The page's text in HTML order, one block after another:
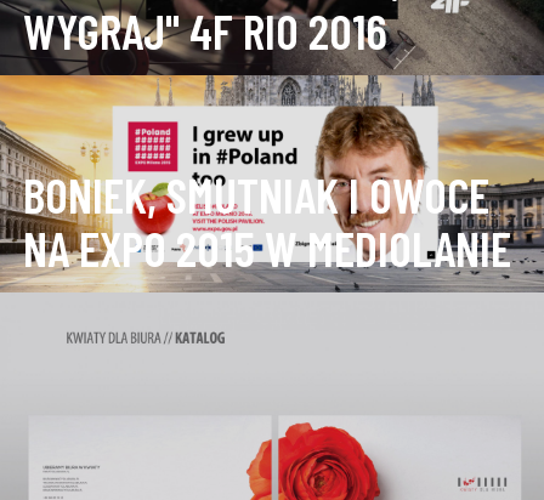
WYGRAJ" 4F RIO 2016
BONIEK, SMUTNIAK I OWOCE
NA EXPO 2015 W MEDIOLANIE